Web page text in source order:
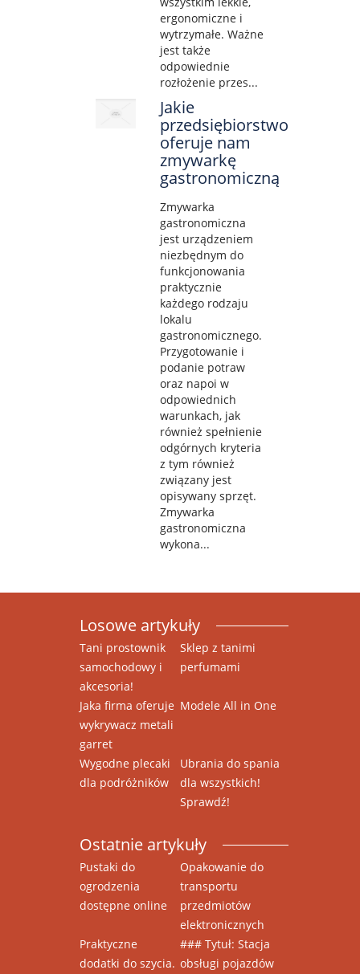
ergonomiczne i
wytrzymałe. Ważne
jest także
odpowiednie
rozłożenie przes...
Jakie
przedsiębiorstwo
oferuje nam
zmywarkę
gastronomiczną
Zmywarka
gastronomiczna
jest urządzeniem
niezbędnym do
funkcjonowania
praktycznie
każdego rodzaju
lokalu
gastronomicznego.
Przygotowanie i
podanie potraw
oraz napoi w
odpowiednich
warunkach, jak
również spełnienie
odgórnych kryteria
z tym również
związany jest
opisywany sprzęt.
Zmywarka
gastronomiczna
wykona...
Losowe artykuły
Tani prostownik
samochodowy i
akcesoria!
Sklep z tanimi
perfumami
Jaka firma oferuje
wykrywacz metali
garret
Modele All in One
Wygodne plecaki
dla podróżników
Ubrania do spania
dla wszystkich!
Sprawdź!
Ostatnie artykuły
Pustaki do
ogrodzenia
dostępne online
Opakowanie do
transportu
przedmiotów
elektronicznych
Praktyczne
dodatki do szycia.
### Tytuł: Stacja
obsługi pojazdów